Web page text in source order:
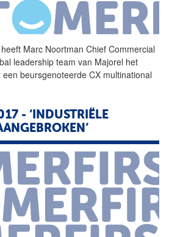
Marc Noortman Chief Commercial
leadership team van Majorel het
beursgenoteerde CX multinational
- ‘INDUSTRIËLE